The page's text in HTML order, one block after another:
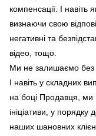
компенсації. І навіть
визнаючи свою
негативні та
відео, тощо.
Ми не залишаємо без
І навіть у складних
на боці Продавця, ми
ініціативи, у порядку
наших шановних